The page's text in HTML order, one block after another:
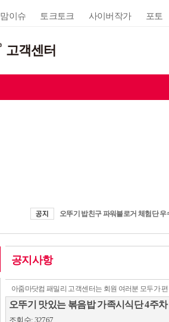
맘이슈 토크토크 사이버작가 포토
고객센터
공지사항
아줌마닷컴 패밀리 고객센터는 회원 여러분 모두가
오뚜기 맛있는 볶음밥 가족시식단 4주
조회수: 32767